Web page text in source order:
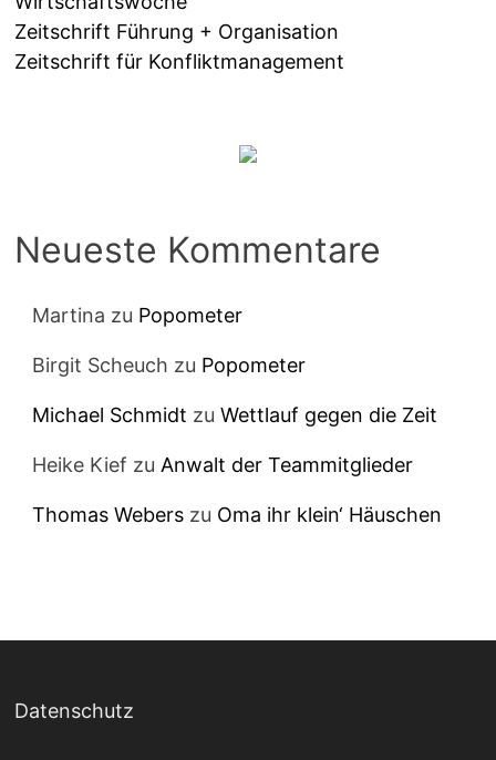
Zeitschrift Führung + Organisation
Zeitschrift für Konfliktmanagement
Neueste Kommentare
Martina zu Popometer
Birgit Scheuch zu Popometer
Michael Schmidt zuWettlauf gegen die Zeit
Heike Kief zuAnwalt der Teammitglieder
Thomas Webers zu Oma ihr klein‘ Häuschen
Datenschutz